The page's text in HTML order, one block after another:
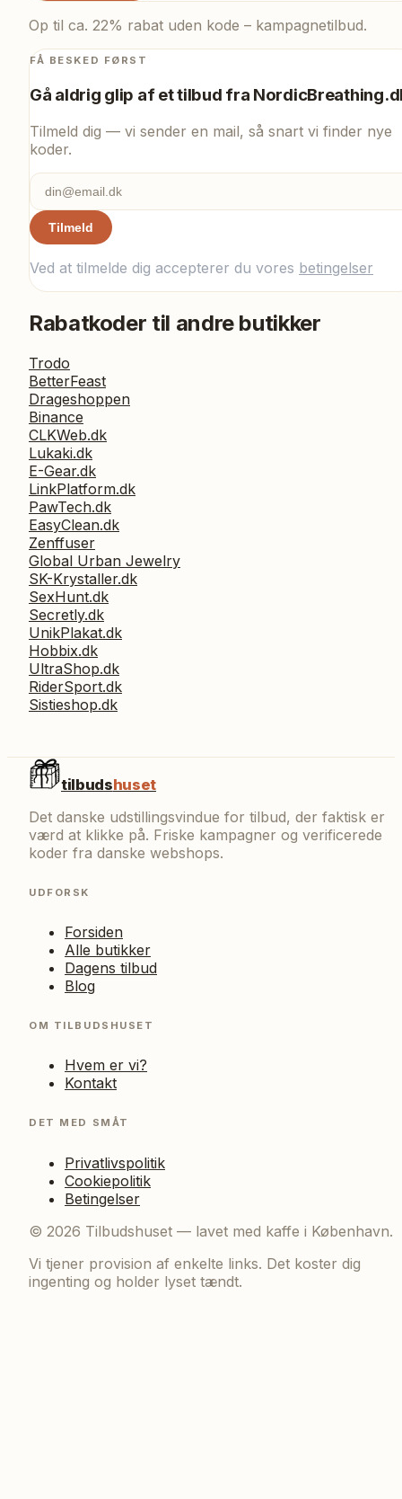
Op til ca. 22% rabat uden kode – kampagnetilbud.
FÅ BESKED FØRST
Gå aldrig glip af et tilbud fra
Tilmeld dig — vi sender en mail, så snart vi finder nye
koder.
Tilmeld
Ved at tilmelde dig accepterer du vores betingelser
Rabatkoder til andre butikker
Trodo
BetterFeast
Drageshoppen
Binance
CLKWeb.dk
Lukaki.dk
E-Gear.dk
LinkPlatform.dk
PawTech.dk
EasyClean.dk
Zenffuser
Global Urban Jewelry
SK-Krystaller.dk
SexHunt.dk
Secretly.dk
UnikPlakat.dk
Hobbix.dk
UltraShop.dk
RiderSport.dk
Sistieshop.dk
tilbudshuset
Det danske udstillingsvindue for tilbud, der faktisk er
værd at klikke på. Friske kampagner og verificerede
koder fra danske webshops.
UDFORSK
Forsiden
Alle butikker
Dagens tilbud
Blog
OM TILBUDSHUSET
Hvem er vi?
Kontakt
DET MED SMÅT
Privatlivspolitik
Cookiepolitik
Betingelser
© 2026 Tilbudshuset — lavet med kaffe i København.
Vi tjener provision af enkelte links. Det koster dig
ingenting og holder lyset tændt.